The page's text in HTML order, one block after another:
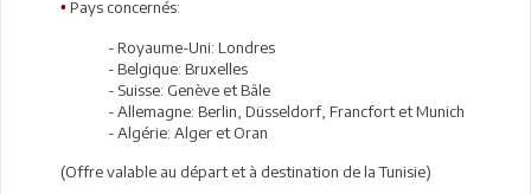
• Pays concernés:
- Royaume-Uni: Londres
- Belgique: Bruxelles
- Suisse: Genève et Bâle
- Allemagne: Berlin, Düsseldorf, Francfort et Munich
- Algérie: Alger et Oran
(Offre valable au départ et à destination de la Tunisie)